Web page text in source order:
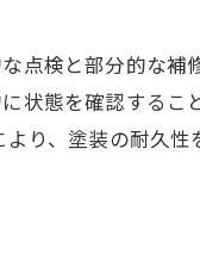
点検と部分的な補
状態を確認するこ
り、塗装の耐久